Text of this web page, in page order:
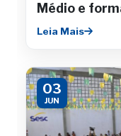
Médio e
até julho
Leia Mais
03
JUN